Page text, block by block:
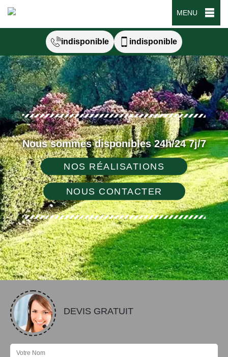
MENU
indisponible indisponible
Nous sommes disponibles 24h/24 7j/7
NOS RÉALISATIONS
NOUS CONTACTER
DEVIS GRATUIT